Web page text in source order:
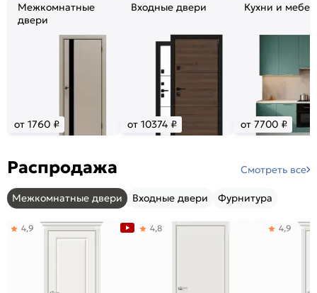
Межкомнатные
двери
от 1760 ₽
Входные двери
от 10374 ₽
Кухни и
от 7700 ₽
Распродажа Смотреть все
Межкомнатные двери Входные двери Фурнитура
4,9 4,8 4,9